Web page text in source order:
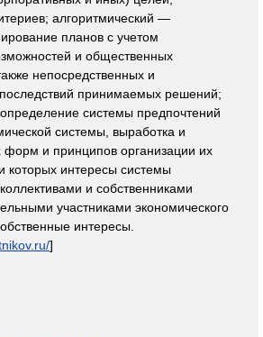
алгоритмический —
планов с учетом
и общественных
непосредственных и
принимаемых решений;
системы предпочтений
системы, выработка и
форм и принципов организации их
которых интересы системы
и собственниками
участниками экономического
интересы.
]